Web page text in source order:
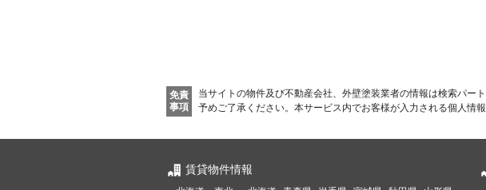
免責
事項
当サイトの物件及び不動産会社、外壁塗装業者の情報は検索パー
予めご了承ください。 本サービス内でお客様が入力される個人情
賃貸物件情報